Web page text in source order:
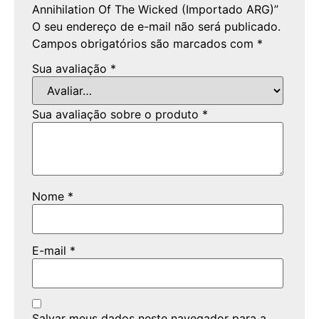
Annihilation Of The Wicked (Importado ARG)”
O seu endereço de e-mail não será publicado.
Campos obrigatórios são marcados com *
Sua avaliação *
Sua avaliação sobre o produto *
Nome *
E-mail *